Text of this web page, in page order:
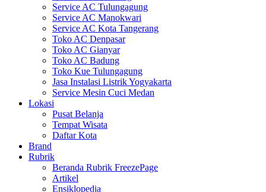
Service AC Tulungagung
Service AC Manokwari
Service AC Kota Tangerang
Toko AC Denpasar
Toko AC Gianyar
Toko AC Badung
Toko Kue Tulungagung
Jasa Instalasi Listrik Yogyakarta
Service Mesin Cuci Medan
Lokasi
Pusat Belanja
Tempat Wisata
Daftar Kota
Brand
Rubrik
Beranda Rubrik FreezePage
Artikel
Ensiklopedia